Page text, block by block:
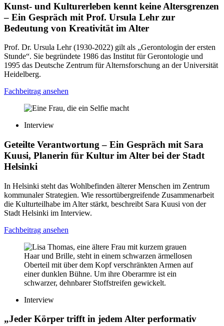
Kunst- und Kulturerleben kennt keine Altersgrenzen
– Ein Gespräch mit Prof. Ursula Lehr zur
Bedeutung von Kreativität im Alter
Prof. Dr. Ursula Lehr (1930-2022) gilt als „Gerontologin der ersten
Stunde“. Sie begründete 1986 das Institut für Gerontologie und
1995 das Deutsche Zentrum für Alternsforschung an der Universität
Heidelberg.
Fachbeitrag ansehen
Interview
Geteilte Verantwortung– Ein Gespräch mit Sara
Kuusi, Planerin für Kultur im Alter bei der Stadt
Helsinki
In Helsinki steht das Wohlbefinden älterer Menschen im Zentrum
kommunaler Strategien. Wie ressortübergreifende Zusammenarbeit
die Kulturteilhabe im Alter stärkt, beschreibt Sara Kuusi von der
Stadt Helsinki im Interview.
Fachbeitrag ansehen
Interview
„Jeder Körper trifft in jedem Alter performativ